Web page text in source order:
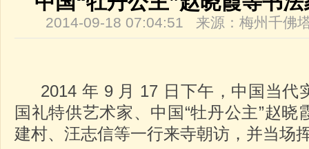
2014-09-18 07:04:51 来源：梅州千佛
2014 年 9 月 17 日下午，中国当代
国礼特供艺术家、中国“牡丹公主”赵晓
建村、汪志信等一行来寺朝访，并当场